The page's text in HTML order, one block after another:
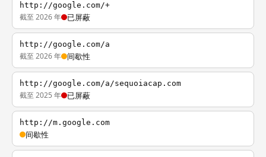
http://google.com/+
截至 2026 年 已屏蔽
http://google.com/a
截至 2026 年 间歇性
http://google.com/a/sequoiacap.com
截至 2025 年 已屏蔽
http://m.google.com
间歇性